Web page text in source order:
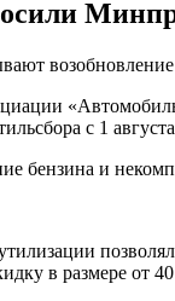
с 1
в размере от